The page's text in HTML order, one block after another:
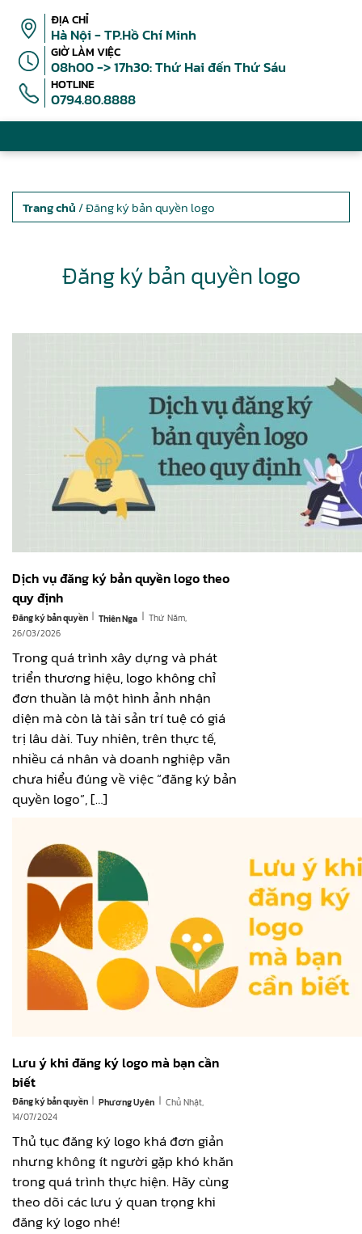
ĐỊA CHỈ
Hà Nội - TP.Hồ Chí Minh
GIỜ LÀM VIỆC
08h00 -> 17h30: Thứ Hai đến Thứ Sáu
HOTLINE
0794.80.8888
Trang chủ / Đăng ký bản quyền logo
Đăng ký bản quyền logo
Dịch vụ đăng ký bản quyền logo theo
quy định
Đăng ký bản quyền | Thiên Nga | Thứ Năm,
26/03/2026
Trong quá trình xây dựng và phát
triển thương hiệu, logo không chỉ
đơn thuần là một hình ảnh nhận
diện mà còn là tài sản trí tuệ có giá
trị lâu dài. Tuy nhiên, trên thực tế,
nhiều cá nhân và doanh nghiệp vẫn
chưa hiểu đúng về việc “đăng ký bản
quyền logo”, […]
Lưu ý khi đăng ký logo mà bạn cần
biết
Đăng ký bản quyền | Phương Uyên | Chủ Nhật,
14/07/2024
Thủ tục đăng ký logo khá đơn giản
nhưng không ít người gặp khó khăn
trong quá trình thực hiện. Hãy cùng
theo dõi các lưu ý quan trọng khi
đăng ký logo nhé!